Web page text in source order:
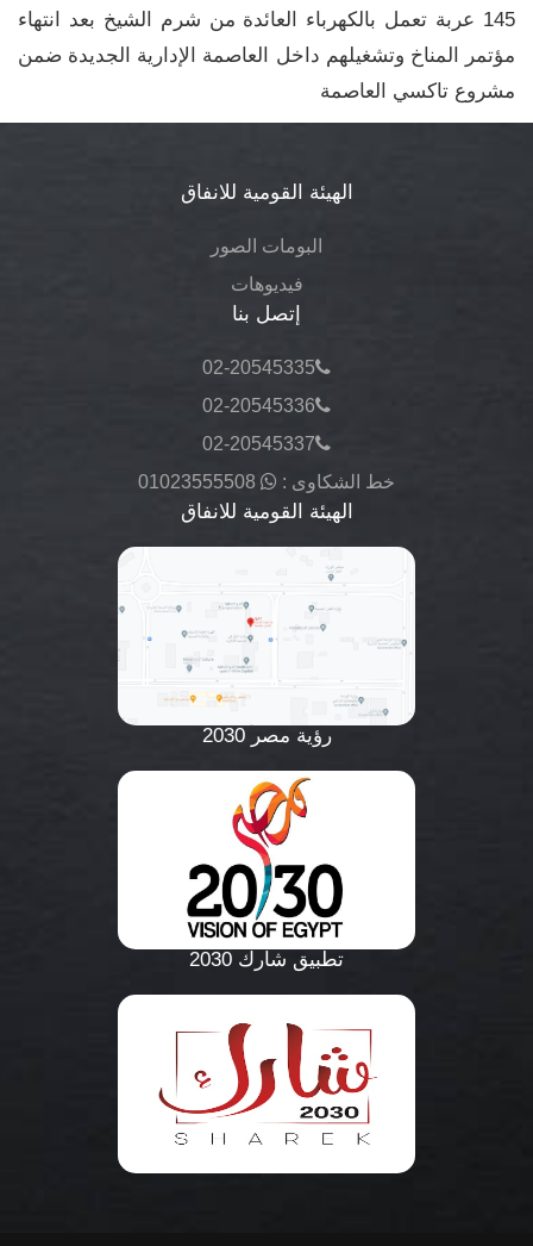
145 عربة تعمل بالكهرباء العائدة من شرم الشيخ بعد انتهاء
مؤتمر المناخ وتشغيلهم داخل العاصمة الإدارية الجديدة ضمن
مشروع تاكسي العاصمة
الهيئة القومية للانفاق
البومات الصور
فيديوهات
إتصل بنا
02-20545335
02-20545336
02-20545337
خط الشكاوى :
01023555508
الهيئة القومية للانفاق
رؤية مصر 2030
تطبيق شارك 2030